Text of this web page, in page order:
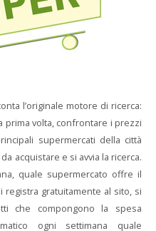
l’originale motore di ricerca:
prima volta, confrontare i prezzi
supermercati della città
acquistare e si avvia la ricerca.
quale supermercato offre il
registra gratuitamente al sito, si
che compongono la spesa
ogni settimana quale